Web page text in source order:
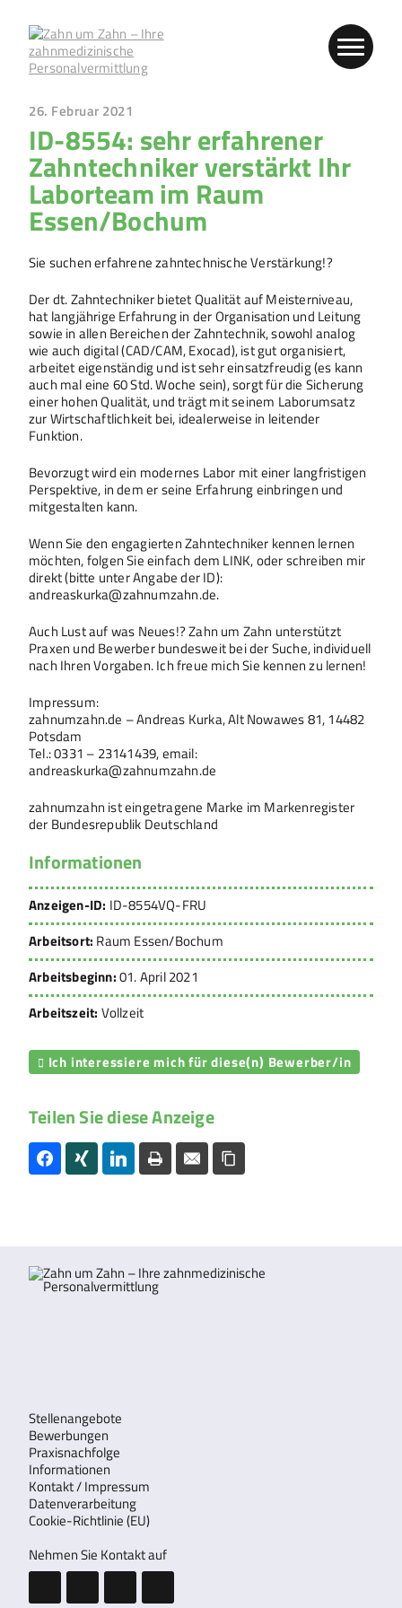
26. Februar 2021
ID-8554: sehr erfahrener
Zahntechniker verstärkt Ihr
Laborteam im Raum
Essen/Bochum
Sie suchen erfahrene zahntechnische Verstärkung!?
Der dt. Zahntechniker bietet Qualität auf Meisterniveau,
hat langjährige Erfahrung in der Organisation und Leitung
sowie in allen Bereichen der Zahntechnik, sowohl analog
wie auch digital (CAD/CAM, Exocad), ist gut organisiert,
arbeitet eigenständig und ist sehr einsatzfreudig (es kann
auch mal eine 60 Std. Woche sein), sorgt für die Sicherung
einer hohen Qualität, und trägt mit seinem Laborumsatz
zur Wirtschaftlichkeit bei, idealerweise in leitender
Funktion.
Bevorzugt wird ein modernes Labor mit einer langfristigen
Perspektive, in dem er seine Erfahrung einbringen und
mitgestalten kann.
Wenn Sie den engagierten Zahntechniker kennen lernen
möchten, folgen Sie einfach dem LINK, oder schreiben mir
direkt (bitte unter Angabe der ID):
andreaskurka@zahnumzahn.de.
Auch Lust auf was Neues!? Zahn um Zahn unterstützt
Praxen und Bewerber bundesweit bei der Suche, individuell
nach Ihren Vorgaben. Ich freue mich Sie kennen zu lernen!
Impressum:
zahnumzahn.de – Andreas Kurka, Alt Nowawes 81, 14482
Potsdam
Tel.: 0331 – 23141439, email:
andreaskurka@zahnumzahn.de
zahnumzahn ist eingetragene Marke im Markenregister
der Bundesrepublik Deutschland
Informationen
Anzeigen-ID: ID-8554VQ-FRU
Arbeitsort: Raum Essen/Bochum
Arbeitsbeginn:01. April 2021
Arbeitszeit: Vollzeit
 Ich interessiere mich für diese(n) Bewerber/in
Teilen Sie diese Anzeige
Stellenangebote
Bewerbungen
Praxisnachfolge
Informationen
Kontakt / Impressum
Datenverarbeitung
Cookie-Richtlinie (EU)
Nehmen Sie Kontakt auf